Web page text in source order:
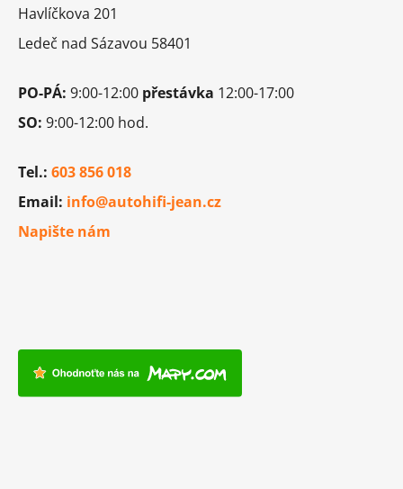
Havlíčkova 201
Ledeč nad Sázavou 58401
PO-PÁ: 9:00-12:00 přestávka 12:00-17:00
SO: 9:00-12:00 hod.
Tel.: 603 856 018
Email: info@autohifi-jean.cz
Napište nám